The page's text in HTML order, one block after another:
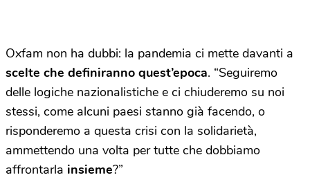
Oxfam non ha dubbi: la pandemia ci mette davanti a
scelte che definiranno quest’epoca. “Seguiremo
delle logiche nazionalistiche e ci chiuderemo su noi
stessi, come alcuni paesi stanno già facendo, o
risponderemo a questa crisi con la solidarietà,
ammettendo una volta per tutte che dobbiamo
affrontarla insieme?”